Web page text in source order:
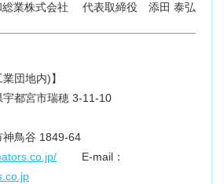
総業株式会社 代表取締役 添田 泰弘
団地内)】
都宮市瑞穂 3-11-10
鳥谷 1849-64
E-mail：